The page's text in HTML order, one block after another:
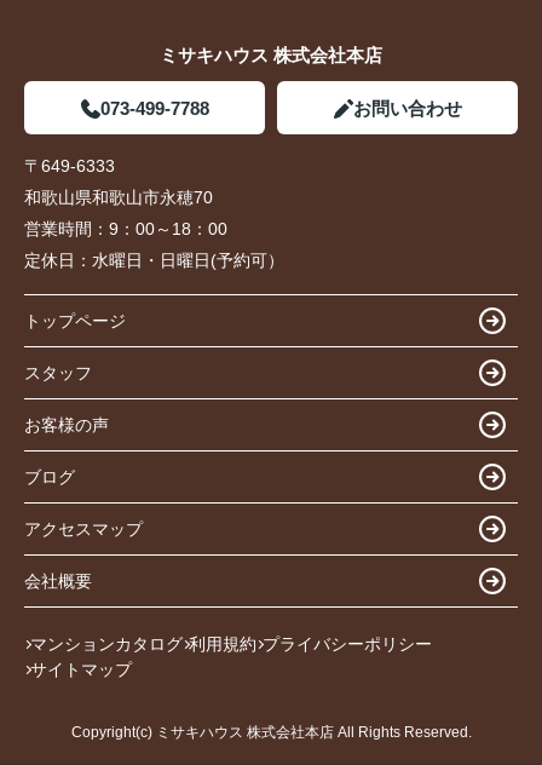
ミサキハウス 株式会社本店
073-499-7788 お問い合わせ
〒649-6333
和歌山県和歌山市永穂70
営業時間： 9：00～18：00
定休日： 水曜日・日曜日(予約可）
トップページ
スタッフ
お客様の声
ブログ
アクセスマップ
会社概要
マンションカタログ 利用規約 プライバシーポリシー
サイトマップ
Copyright(c) ミサキハウス 株式会社本店 All Rights Reserved.